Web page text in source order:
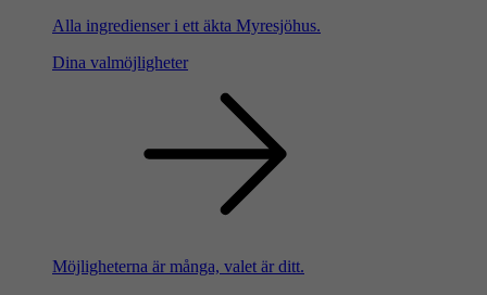
Alla ingredienser i ett äkta Myresjöhus.
Dina valmöjligheter
Möjligheterna är många, valet är ditt.